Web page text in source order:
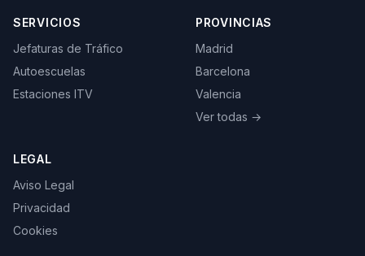
SERVICIOS
Jefaturas de Tráfico
Autoescuelas
Estaciones ITV
PROVINCIAS
Madrid
Barcelona
Valencia
Ver todas →
LEGAL
Aviso Legal
Privacidad
Cookies